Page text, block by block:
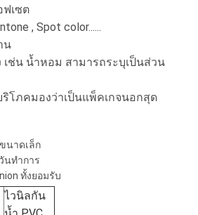
เซต
, Spot color......
น
เช่น น้ำหอม สามารถระบุเป็นส่วน
โภคมองว่าเป็นแพ็คเกจนอกสุด
นาดเล็ก
นทำการ
ทั้งยอมรับ
ไวนิลกัน